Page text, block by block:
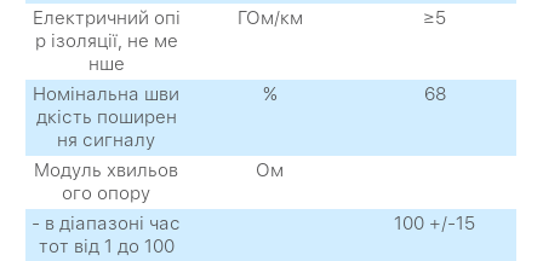
Електричний опі
р ізоляції, не ме
нше
ГОм/км ≥5
Номінальна шви
дкість поширен
ня сигналу
% 68
Модуль хвильов
ого опору
Ом
- в діапазоні час
тот від 1 до 100
100 +/-15